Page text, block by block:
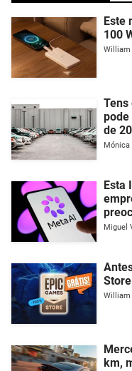
Este
100
William
Tens
pode
de
Mónica
Esta
Miguel
William
km,